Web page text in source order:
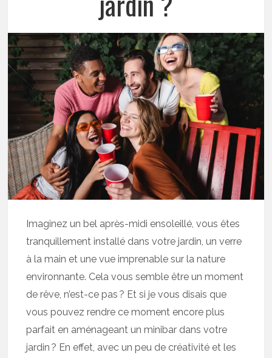
Imaginez un bel après-midi ensoleillé, vous êtes
tranquillement installé dans votre jardin, un verre
à la main et une vue imprenable sur la nature
environnante. Cela vous semble être un moment
de rêve, n’est-ce pas ? Et si je vous disais que
vous pouvez rendre ce moment encore plus
parfait en aménageant un minibar dans votre
jardin ? En effet, avec un peu de créativité et les